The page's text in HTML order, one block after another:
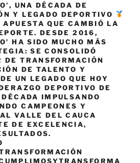
UNA DÉCADA DE
Y LEGADO DEPORTIVO
QUE CAMBIÓ LA
DESDE 2016,
HA SIDO MUCHO MÁS
SE CONSOLIDÓ
DE TRANSFORMACIÓN
DE TALENTO Y
UN LEGADO QUE HOY
DEPORTIVO DE
IMPULSANDO
CAMPEONES Y
VALLE DEL CAUCA
DE EXCELENCIA,